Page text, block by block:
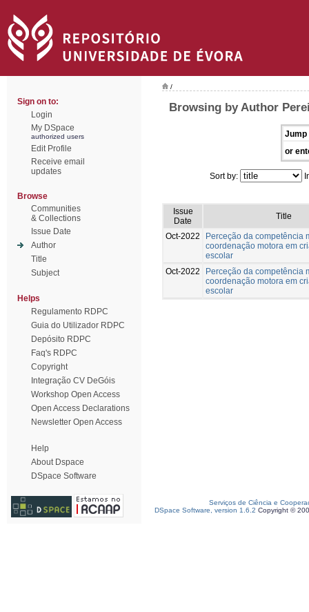
Sign on to:
Login
My DSpace
authorized users
Edit Profile
Receive email
updates
Browse
Communities
& Collections
Issue Date
Author
Title
Subject
Helps
Regulamento RDPC
Guia do Utilizador RDPC
Depósito RDPC
Faq's RDPC
Copyright
Integração CV DeGóis
Workshop Open Access
Open Access Declarations
Newsletter Open Access
Help
About Dspace
DSpace Software
/
Browsing by Author
Jump
or
Sort by:
Issue
Date
Title
Oct-2022
Perceção da competência
coordenação motora em
escolar
Oct-2022
Perceção da competência
coordenação motora em
escolar
Serviços de Ciência e
DSpace Software, version 1.6.2 Copyright ©